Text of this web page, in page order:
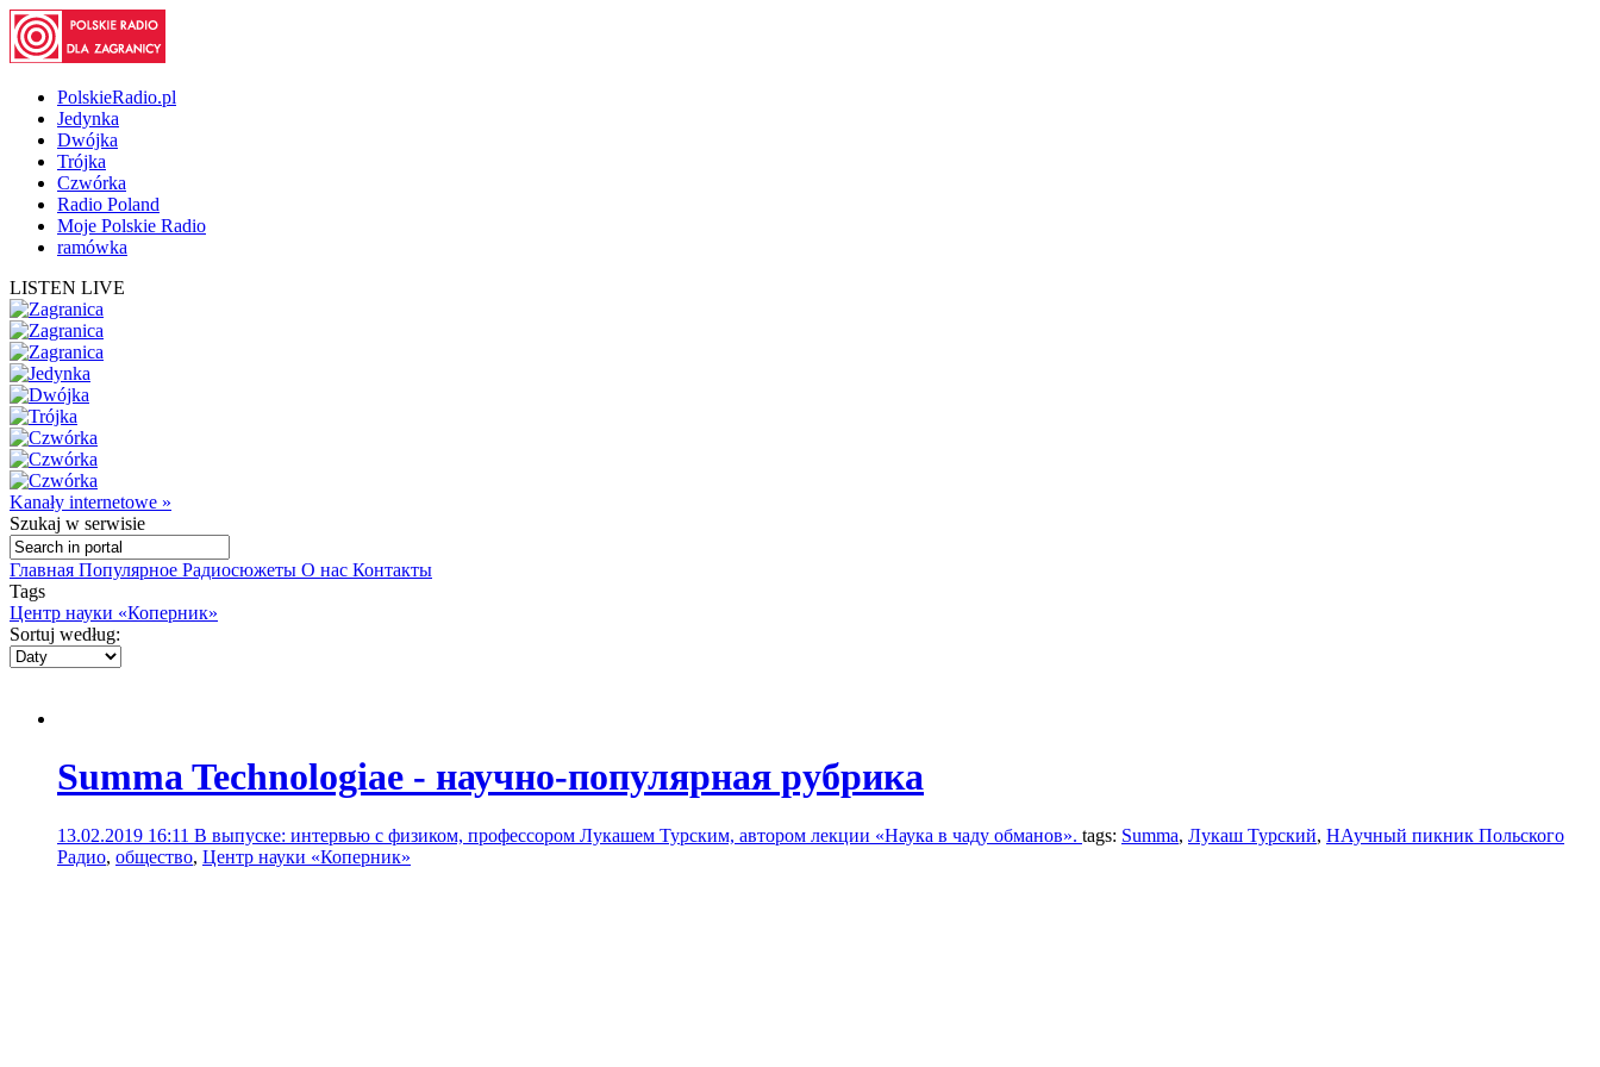
PolskieRadio.pl
Jedynka
Dwójka
Trójka
Czwórka
Radio Poland
Moje Polskie Radio
ramówka
LISTEN LIVE
Kanały internetowe »
Szukaj w serwisie
Главная Популярное Радиосюжеты О нас Контакты
Tags
Центр науки «Коперник»
Sortuj według:
Summa Technologiae - научно-популярная рубрика
13.02.2019 16:11 В выпуске: интервью с физиком, профессором Лукашем Турским, автором лекции «Наука в чаду обманов». tags: Summa, Лукаш Турский, НАучный пикник Польского
Радио, общество, Центр науки «Коперник»